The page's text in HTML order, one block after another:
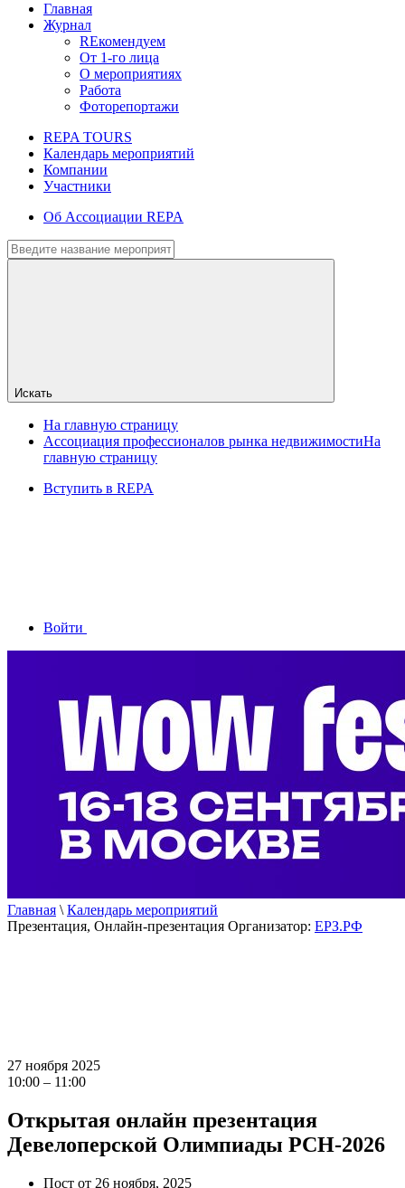
Главная
Журнал
REкомендуем
От 1-го лица
О мероприятиях
Работа
Фоторепортажи
REPA TOURS
Календарь мероприятий
Компании
Участники
Об Ассоциации REPA
Искать
На главную страницу
Ассоциация профессионалов рынка недвижимостиНа
главную страницу
Вступить в REPA
Войти
Главная \ Календарь мероприятий
Презентация, Онлайн-презентация Организатор: ЕРЗ.РФ
27 ноября 2025
10:00 – 11:00
Открытая онлайн презентация
Девелоперской Олимпиады РСН-2026
Пост от 26 ноября, 2025